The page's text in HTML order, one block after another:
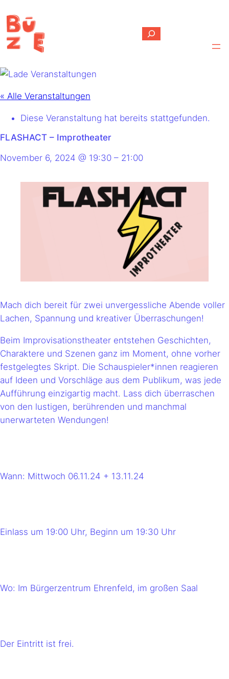
Suchen
« Alle Veranstaltungen
Diese Veranstaltung hat bereits stattgefunden.
FLASHACT – Improtheater
November 6, 2024 @ 19:30 – 21:00
Mach dich bereit für zwei unvergessliche Abende voller
Lachen, Spannung und kreativer Überraschungen!
Beim Improvisationstheater entstehen Geschichten,
Charaktere und Szenen ganz im Moment, ohne vorher
festgelegtes Skript. Die Schauspieler*innen reagieren
auf Ideen und Vorschläge aus dem Publikum, was jede
Aufführung einzigartig macht. Lass dich überraschen
von den lustigen, berührenden und manchmal
unerwarteten Wendungen!
Wann: Mittwoch 06.11.24 + 13.11.24
Einlass um 19:00 Uhr, Beginn um 19:30 Uhr
Wo: Im Bürgerzentrum Ehrenfeld, im großen Saal
Der Eintritt ist frei.